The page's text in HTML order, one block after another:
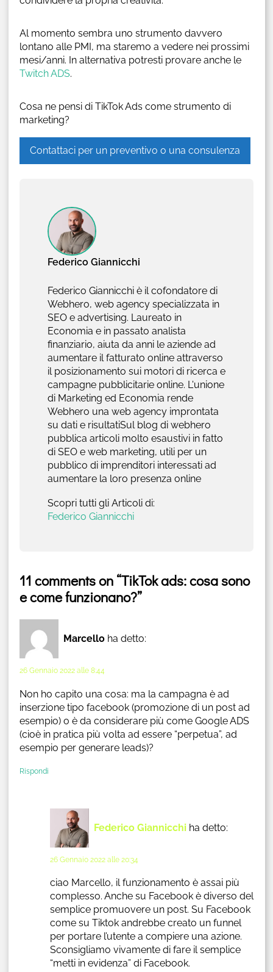
Al momento sembra uno strumento davvero
lontano alle PMI, ma staremo a vedere nei prossimi
mesi/anni. In alternativa potresti provare anche le
Twitch ADS.
Cosa ne pensi di TikTok Ads come strumento di
marketing?
Contattaci per un preventivo o una consulenza
Federico Giannicchi
Federico Giannicchi è il cofondatore di
Webhero, web agency specializzata in
SEO e advertising. Laureato in
Economia e in passato analista
finanziario, aiuta da anni le aziende ad
aumentare il fatturato online attraverso
il posizionamento sui motori di ricerca e
campagne pubblicitarie online. L'unione
di Marketing ed Economia rende
Webhero una web agency improntata
su dati e risultatiSul blog di webhero
pubblica articoli molto esaustivi in fatto
di SEO e web marketing, utili per un
pubblico di imprenditori interessati ad
aumentare la loro presenza online
Scopri tutti gli Articoli di:
Federico Giannicchi
11 comments on “TikTok ads: cosa sono
e come funzionano?”
Marcello ha detto:
26 Gennaio 2022 alle 8:44
Non ho capito una cosa: ma la campagna è ad
inserzione tipo facebook (promozione di un post ad
esempio) o è da considerare più come Google ADS
(cioè in pratica più volta ad essere “perpetua”, ad
esempio per generare leads)?
Rispondi
Federico Giannicchi ha detto:
26 Gennaio 2022 alle 20:34
ciao Marcello, il funzionamento è assai più
complesso. Anche su Facebook è diverso del
semplice promuovere un post. Su Facebook
come su Tiktok andrebbe creato un funnel
per portare l’utente a compiere una azione.
Sconsigliamo vivamente di fare il semplice
“metti in evidenza” di Facebook.